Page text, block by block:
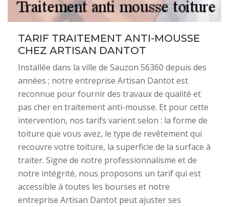
TARIF TRAITEMENT ANTI-MOUSSE
CHEZ ARTISAN DANTOT
Installée dans la ville de Sauzon 56360 depuis des
années ; notre entreprise Artisan Dantot est
reconnue pour fournir des travaux de qualité et
pas cher en traitement anti-mousse. Et pour cette
intervention, nos tarifs varient selon : la forme de
toiture que vous avez, le type de revêtement qui
recouvre votre toiture, la superficie de la surface à
traiter. Signe de notre professionnalisme et de
notre intégrité, nous proposons un tarif qui est
accessible à toutes les bourses et notre
entreprise Artisan Dantot peut ajuster ses